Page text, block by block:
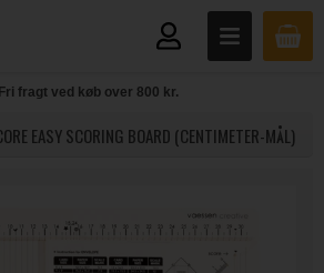
Fri fragt ved køb over 800 kr.
EASY SCORING BOARD (CENTIMETER-MÅL)